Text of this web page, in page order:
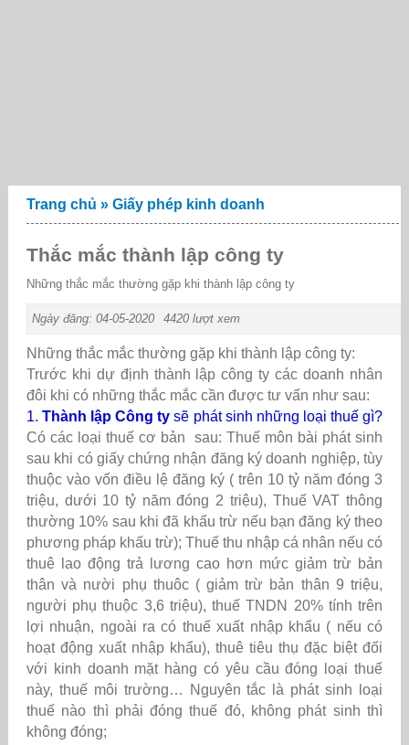
Thắc mắc thành lập công ty
Những thắc mắc thường gặp khi thành lập công ty
Ngày đăng: 04-05-2020 4420 lượt xem
Những thắc mắc thường gặp khi thành lập công ty:
Trước khi dự định thành lập công ty các doanh nhân
đôi khi có những thắc mắc cần được tư vấn như sau:
1.Thành lập Công ty sẽ phát sinh những loại thuế gì?
Có các loại thuế cơ bản sau: Thuế môn bài phát sinh
sau khi có giấy chứng nhận đăng ký doanh nghiệp, tùy
thuộc vào vốn điều lệ đăng ký ( trên 10 tỷ năm đóng 3
triệu, dưới 10 tỷ năm đóng 2 triệu), Thuế VAT thông
thường 10% sau khi đã khấu trừ nếu bạn đăng ký theo
phương pháp khấu trừ); Thuế thu nhập cá nhân nếu có
thuê lao động trả lương cao hơn mức giảm trừ bản
thân và nười phụ thuôc ( giảm trừ bản thân 9 triệu,
người phụ thuộc 3,6 triệu), thuế TNDN 20% tính trên
lợi nhuận, ngoài ra có thuế xuất nhập khẩu ( nếu có
hoạt động xuất nhập khẩu), thuê tiêu thụ đặc biệt đối
với kinh doanh mặt hàng có yêu cầu đóng loại thuế
này, thuế môi trường… Nguyên tắc là phát sinh loại
thuế nào thì phải đóng thuế đó, không phát sinh thì
không đóng;
Trang chủ » Giấy phép kinh doanh